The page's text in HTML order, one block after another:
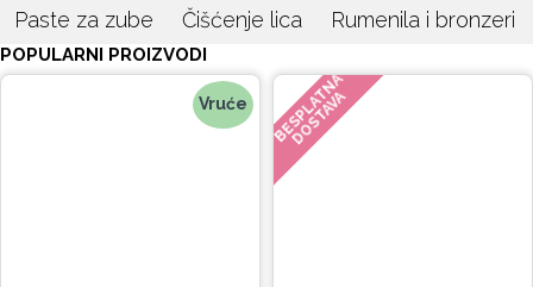
Paste za zube Čišćenje lica Rumenila i bronzeri
POPULARNI PROIZVODI
Vruće BESPLATNA
DOSTAVA